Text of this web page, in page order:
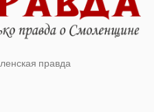
правда